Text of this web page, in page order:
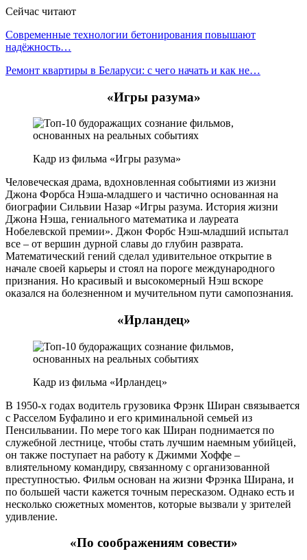
Сейчас читают
Современные технологии бетонирования повышают
надёжность…
Ремонт квартиры в Беларуси: с чего начать и как не…
«Игры разума»
Кадр из фильма «Игры разума»
Человеческая драма, вдохновленная событиями из жизни
Джона Форбса Нэша-младшего и частично основанная на
биографии Сильвии Назар «Игры разума. История жизни
Джона Нэша, гениального математика и лауреата
Нобелевской премии». Джон Форбс Нэш-младший испытал
все – от вершин дурной славы до глубин разврата.
Математический гений сделал удивительное открытие в
начале своей карьеры и стоял на пороге международного
признания. Но красивый и высокомерный Нэш вскоре
оказался на болезненном и мучительном пути самопознания.
«Ирландец»
Кадр из фильма «Ирландец»
В 1950-х годах водитель грузовика Фрэнк Ширан связывается
с Расселом Буфалино и его криминальной семьей из
Пенсильвании. По мере того как Ширан поднимается по
служебной лестнице, чтобы стать лучшим наемным убийцей,
он также поступает на работу к Джимми Хоффе –
влиятельному командиру, связанному с организованной
преступностью. Фильм основан на жизни Фрэнка Ширана, и
по большей части кажется точным пересказом. Однако есть и
несколько сюжетных моментов, которые вызвали у зрителей
удивление.
«По соображениям совести»